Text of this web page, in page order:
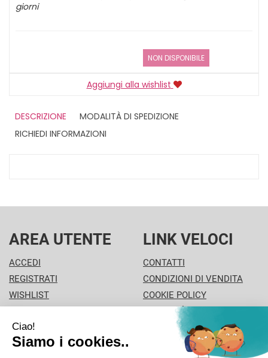
giorni
NON DISPONIBILE
Aggiungi alla wishlist
DESCRIZIONE
MODALITÀ DI SPEDIZIONE
RICHIEDI INFORMAZIONI
AREA UTENTE
ACCEDI
REGISTRATI
WISHLIST
NEWSLETTER
LINK VELOCI
CONTATTI
CONDIZIONI DI VENDITA
COOKIE POLICY
MODALITÀ DI PAGAMENTO
INFORMATIVA PRIVACY